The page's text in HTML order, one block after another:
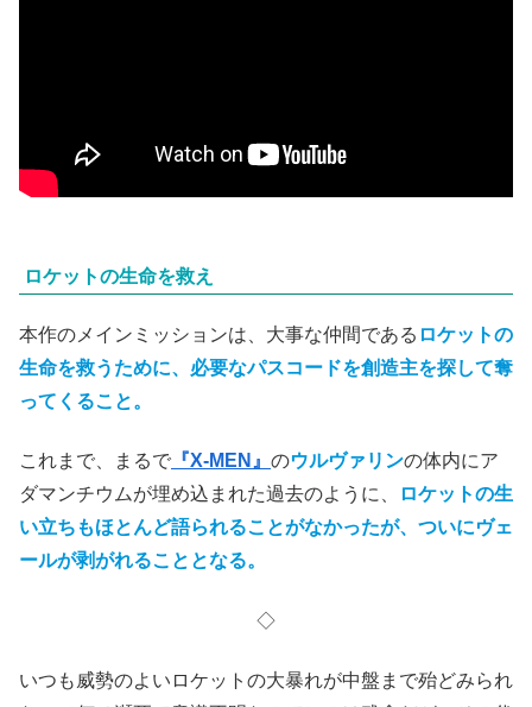
ロケットの生命を救え
本作のメインミッションは、大事な仲間である ロケットの
生命を救うために、必要なパスコードを創造主を探して奪
ってくること。
これまで、まるで 『X-MEN』 のウルヴァリンの体内にア
ダマンチウムが埋め込まれた過去のように、
ロケットの生
い立ちもほとんど語られることがなかったが、ついにヴェ
ールが剥がれることとなる。
◇
いつも威勢のよいロケットの大暴れが中盤まで殆どみられ